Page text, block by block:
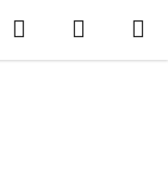
Hľadať
KOŠÍK